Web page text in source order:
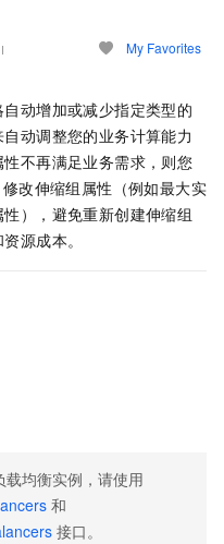
My Favorites
动增加或减少指定类型的
动调整您的业务计算能力
性不再满足业务需求，则您
修改伸缩组属性（例如最大实
），避免重新创建伸缩组
源成本。
载均衡实例，请使用
和
接口。